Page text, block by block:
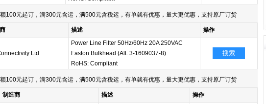
100元起订，满300元含运，满500元含税运，有单就有优惠，量大更优惠，支持原厂订货
描述 操作
Ltd
Power Line Filter 50Hz/60Hz 20A 250VAC
Faston Bulkhead (Alt: 3-1609037-8)
RoHS: Compliant
搜索
100元起订，满300元含运，满500元含税运，有单就有优惠，量大更优惠，支持原厂订货
制造商 描述
操作